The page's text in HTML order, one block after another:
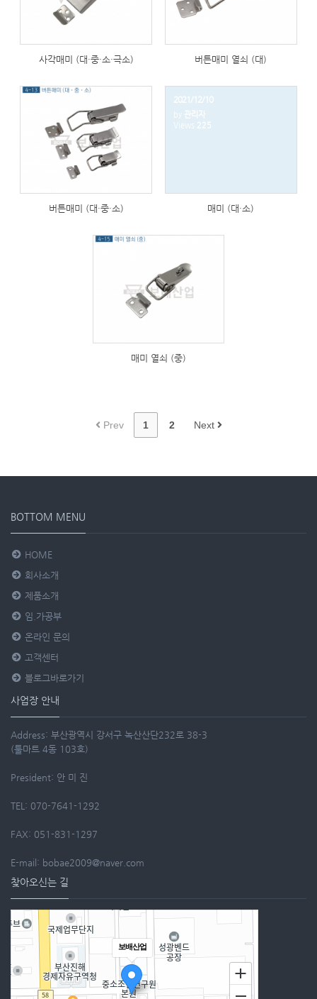
사각매미 (대·중·소·극소) 버튼매미 열쇠 (대)
279
버튼매미 (대·중·소)
2021/12/10
by 관리자
Views 225
매미 (대·소)
매미 열쇠 (중)
Prev 1 2 Next
BOTTOM MENU
HOME
회사소개
제품소개
임.가공부
온라인 문의
고객센터
블로그바로가기
사업장 안내
Address: 부산광역시 강서구 녹산산단232로 38-3
(툴마트 4동 103호)
President: 안 미 진
TEL: 070-7641-1292
FAX: 051-831-1297
E-mail: bobae2009@naver.com
찾아오신는 길
보배산업